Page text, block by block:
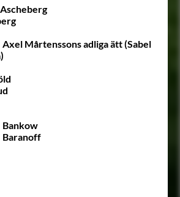
Axel Mårtenssons adliga ätt (Sabel
Bankow
Baranoff